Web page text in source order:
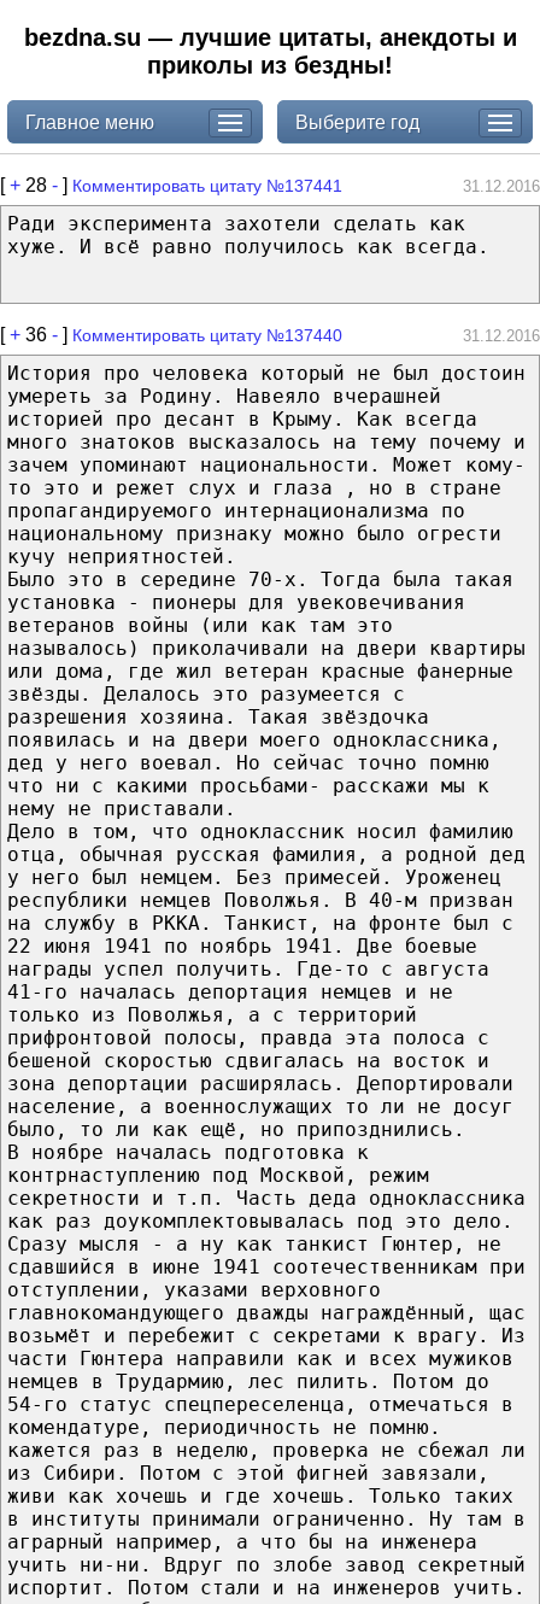
bezdna.su — лучшие цитаты, анекдоты и
приколы из бездны!
Главное меню Выберите год
[+ 28 - ] Комментировать цитату №137441 31.12.2016
Ради эксперимента захотели сделать как
хуже. И всё равно получилось как всегда.
[+ 36 - ] Комментировать цитату №137440 31.12.2016
История про человека который не был достоин
умереть за Родину. Навеяло вчерашней
историей про десант в Крыму. Как всегда
много знатоков высказалось на тему почему и
зачем упоминают национальности. Может кому-
то это и режет слух и глаза , но в стране
пропагандируемого интернационализма по
национальному признаку можно было огрести
кучу неприятностей.
Было это в середине 70-х. Тогда была такая
установка - пионеры для увековечивания
ветеранов войны (или как там это
называлось) приколачивали на двери квартиры
или дома, где жил ветеран красные фанерные
звёзды. Делалось это разумеется с
разрешения хозяина. Такая звёздочка
появилась и на двери моего одноклассника,
дед у него воевал. Но сейчас точно помню
что ни с какими просьбами- расскажи мы к
нему не приставали.
Дело в том, что одноклассник носил фамилию
отца, обычная русская фамилия, а родной дед
у него был немцем. Без примесей. Уроженец
республики немцев Поволжья. В 40-м призван
на службу в РККА. Танкист, на фронте был с
22 июня 1941 по ноябрь 1941. Две боевые
награды успел получить. Где-то с августа
41-го началась депортация немцев и не
только из Поволжья, а с территорий
прифронтовой полосы, правда эта полоса с
бешеной скоростью сдвигалась на восток и
зона депортации расширялась. Депортировали
население, а военнослужащих то ли не досуг
было, то ли как ещё, но припозднились.
В ноябре началась подготовка к
контрнаступлению под Москвой, режим
секретности и т.п. Часть деда одноклассника
как раз доукомплектовывалась под это дело.
Сразу мысля - а ну как танкист Гюнтер, не
сдавшийся в июне 1941 соотечественникам при
отступлении, указами верховного
главнокомандующего дважды награждённый, щас
возьмёт и перебежит с секретами к врагу. Из
части Гюнтера направили как и всех мужиков
немцев в Трудармию, лес пилить. Потом до
54-го статус спецпереселенца, отмечаться в
комендатуре, периодичность не помню.
кажется раз в неделю, проверка не сбежал ли
из Сибири. Потом с этой фигней завязали,
живи как хочешь и где хочешь. Только таких
в институты принимали ограниченно. Ну там в
аграрный например, а что бы на инженера
учить ни-ни. Вдруг по злобе завод секретный
испортит. Потом стали и на инженеров учить.